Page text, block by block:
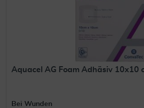
Aquacel AG Foam Adhäsiv 10x10
Bei Wunden